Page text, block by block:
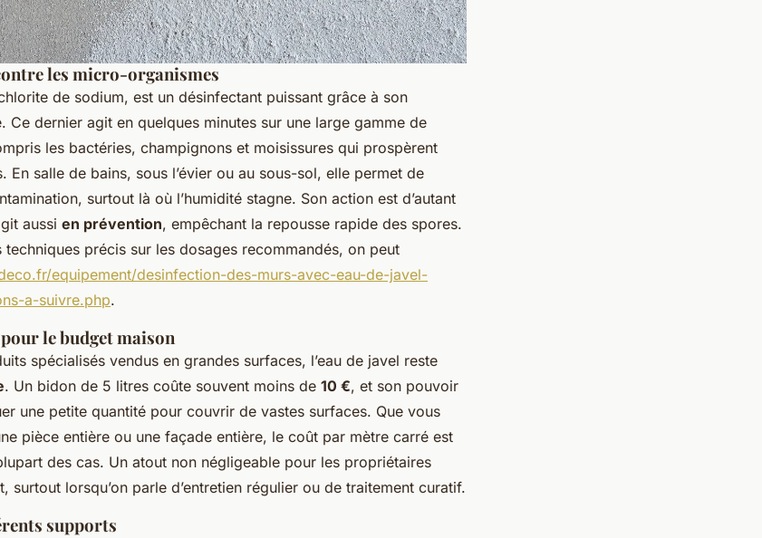
les micro-organismes
de sodium, est un désinfectant puissant grâce à son
Ce dernier agit en quelques minutes sur une large gamme de
les bactéries, champignons et moisissures qui prospèrent
En salle de bains, sous l’évier ou au sous-sol, elle permet de
surtout là où l’humidité stagne. Son action est d’autant
aussi en prévention, empêchant la repousse rapide des spores.
précis sur les dosages recommandés, on peut
equipement/desinfection-des-murs-avec-eau-de-javel-
a-suivre.php.
le budget maison
spécialisés vendus en grandes surfaces, l’eau de javel reste
. Un bidon de 5 litres coûte souvent moins de 10 €, et son pouvoir
une petite quantité pour couvrir de vastes surfaces. Que vous
pièce entière ou une façade entière, le coût par mètre carré est
des cas. Un atout non négligeable pour les propriétaires
surtout lorsqu’on parle d’entretien régulier ou de traitement curatif.
supports